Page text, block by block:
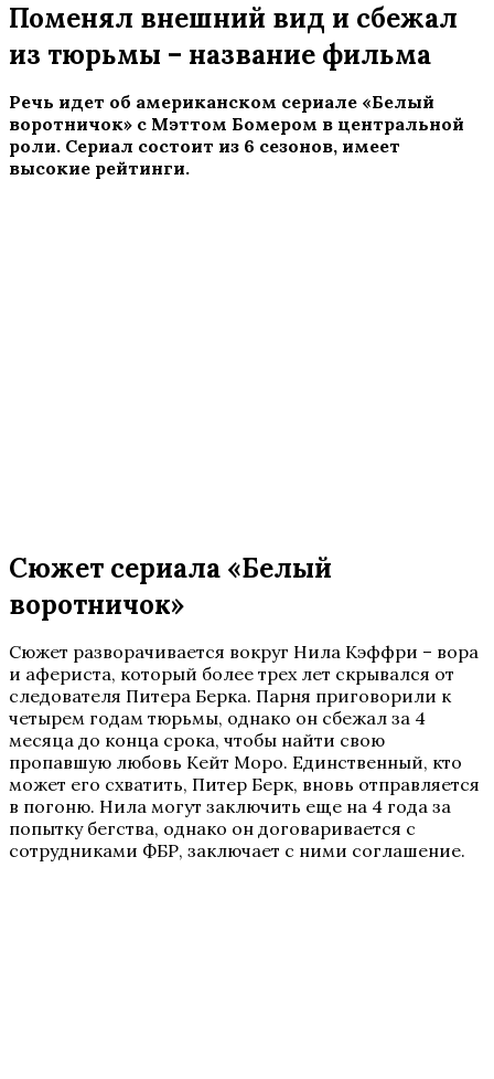
Поменял внешний вид и сбежал
из тюрьмы – название фильма
Речь идет об американском сериале «Белый
воротничок» с Мэттом Бомером в центральной
роли. Сериал состоит из 6 сезонов, имеет
высокие рейтинги.
Сюжет сериала «Белый
воротничок»
Сюжет разворачивается вокруг Нила Кэффри – вора
и афериста, который более трех лет скрывался от
следователя Питера Берка. Парня приговорили к
четырем годам тюрьмы, однако он сбежал за 4
месяца до конца срока, чтобы найти свою
пропавшую любовь Кейт Моро. Единственный, кто
может его схватить, Питер Берк, вновь отправляется
в погоню. Нила могут заключить еще на 4 года за
попытку бегства, однако он договаривается с
сотрудниками ФБР, заключает с ними соглашение.